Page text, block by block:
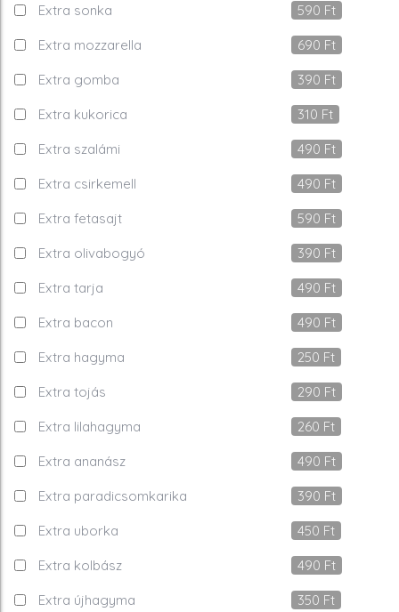
Extra sonka 590 Ft
Extra mozzarella 690 Ft
Extra gomba 390 Ft
Extra kukorica 310 Ft
Extra szalámi 490 Ft
Extra csirkemell 490 Ft
Extra fetasajt 590 Ft
Extra olivabogyó 390 Ft
Extra tarja 490 Ft
Extra bacon 490 Ft
Extra hagyma 250 Ft
Extra tojás 290 Ft
Extra lilahagyma 260 Ft
Extra ananász 490 Ft
Extra paradicsomkarika 390 Ft
Extra uborka 450 Ft
Extra kolbász 490 Ft
Extra újhagyma 350 Ft